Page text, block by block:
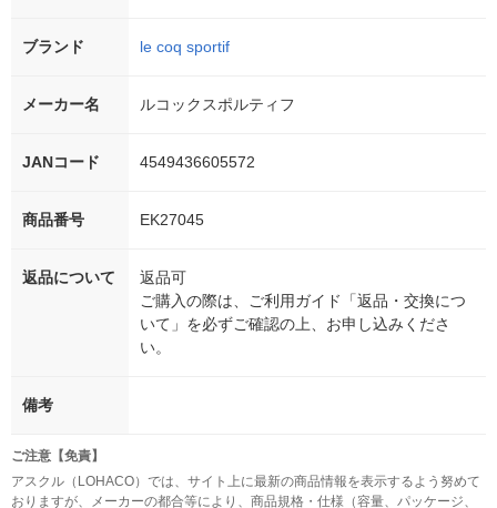
ブランド le coq sportif
メーカー名 ルコックスポルティフ
JANコード 4549436605572
商品番号 EK27045
返品について
返品可
ご購入の際は、ご利用ガイド「返品・交換につ
いて」を必ずご確認の上、お申し込みくださ
い。
備考
ご注意【免責】
アスクル（LOHACO）では、サイト上に最新の商品情報を表示するよう努めて
おりますが、メーカーの都合等により、商品規格・仕様（容量、パッケージ、